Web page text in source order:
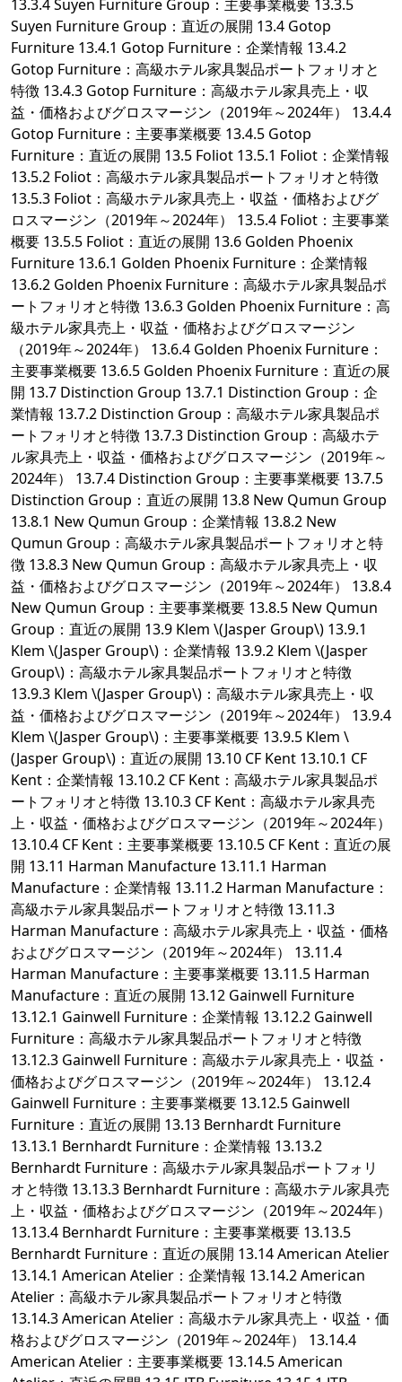
13.3.4 Suyen Furniture Group：主要事業概要 13.3.5
Suyen Furniture Group：直近の展開 13.4 Gotop
Furniture 13.4.1 Gotop Furniture：企業情報 13.4.2
Gotop Furniture：高級ホテル家具製品ポートフォリオと
特徴 13.4.3 Gotop Furniture：高級ホテル家具売上・収
益・価格およびグロスマージン（2019年～2024年） 13.4.4
Gotop Furniture：主要事業概要 13.4.5 Gotop
Furniture：直近の展開 13.5 Foliot 13.5.1 Foliot：企業情報
13.5.2 Foliot：高級ホテル家具製品ポートフォリオと特徴
13.5.3 Foliot：高級ホテル家具売上・収益・価格およびグ
ロスマージン（2019年～2024年） 13.5.4 Foliot：主要事業
概要 13.5.5 Foliot：直近の展開 13.6 Golden Phoenix
Furniture 13.6.1 Golden Phoenix Furniture：企業情報
13.6.2 Golden Phoenix Furniture：高級ホテル家具製品ポ
ートフォリオと特徴 13.6.3 Golden Phoenix Furniture：高
級ホテル家具売上・収益・価格およびグロスマージン
（2019年～2024年） 13.6.4 Golden Phoenix Furniture：
主要事業概要 13.6.5 Golden Phoenix Furniture：直近の展
開 13.7 Distinction Group 13.7.1 Distinction Group：企
業情報 13.7.2 Distinction Group：高級ホテル家具製品ポ
ートフォリオと特徴 13.7.3 Distinction Group：高級ホテ
ル家具売上・収益・価格およびグロスマージン（2019年～
2024年） 13.7.4 Distinction Group：主要事業概要 13.7.5
Distinction Group：直近の展開 13.8 New Qumun Group
13.8.1 New Qumun Group：企業情報 13.8.2 New
Qumun Group：高級ホテル家具製品ポートフォリオと特
徴 13.8.3 New Qumun Group：高級ホテル家具売上・収
益・価格およびグロスマージン（2019年～2024年） 13.8.4
New Qumun Group：主要事業概要 13.8.5 New Qumun
Group：直近の展開 13.9 Klem \(Jasper Group\) 13.9.1
Klem \(Jasper Group\)：企業情報 13.9.2 Klem \(Jasper
Group\)：高級ホテル家具製品ポートフォリオと特徴
13.9.3 Klem \(Jasper Group\)：高級ホテル家具売上・収
益・価格およびグロスマージン（2019年～2024年） 13.9.4
Klem \(Jasper Group\)：主要事業概要 13.9.5 Klem \
(Jasper Group\)：直近の展開 13.10 CF Kent 13.10.1 CF
Kent：企業情報 13.10.2 CF Kent：高級ホテル家具製品ポ
ートフォリオと特徴 13.10.3 CF Kent：高級ホテル家具売
上・収益・価格およびグロスマージン（2019年～2024年）
13.10.4 CF Kent：主要事業概要 13.10.5 CF Kent：直近の展
開 13.11 Harman Manufacture 13.11.1 Harman
Manufacture：企業情報 13.11.2 Harman Manufacture：
高級ホテル家具製品ポートフォリオと特徴 13.11.3
Harman Manufacture：高級ホテル家具売上・収益・価格
およびグロスマージン（2019年～2024年） 13.11.4
Harman Manufacture：主要事業概要 13.11.5 Harman
Manufacture：直近の展開 13.12 Gainwell Furniture
13.12.1 Gainwell Furniture：企業情報 13.12.2 Gainwell
Furniture：高級ホテル家具製品ポートフォリオと特徴
13.12.3 Gainwell Furniture：高級ホテル家具売上・収益・
価格およびグロスマージン（2019年～2024年） 13.12.4
Gainwell Furniture：主要事業概要 13.12.5 Gainwell
Furniture：直近の展開 13.13 Bernhardt Furniture
13.13.1 Bernhardt Furniture：企業情報 13.13.2
Bernhardt Furniture：高級ホテル家具製品ポートフォリ
オと特徴 13.13.3 Bernhardt Furniture：高級ホテル家具売
上・収益・価格およびグロスマージン（2019年～2024年）
13.13.4 Bernhardt Furniture：主要事業概要 13.13.5
Bernhardt Furniture：直近の展開 13.14 American Atelier
13.14.1 American Atelier：企業情報 13.14.2 American
Atelier：高級ホテル家具製品ポートフォリオと特徴
13.14.3 American Atelier：高級ホテル家具売上・収益・価
格およびグロスマージン（2019年～2024年） 13.14.4
American Atelier：主要事業概要 13.14.5 American